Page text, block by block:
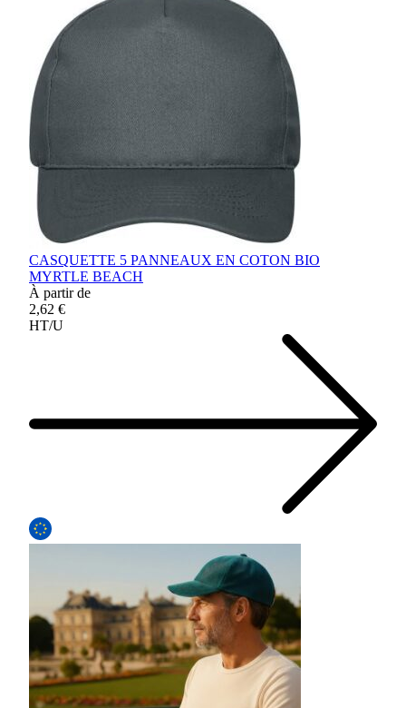
CASQUETTE 5 PANNEAUX EN COTON BIO
MYRTLE BEACH
À partir de
2,62 €
HT/U